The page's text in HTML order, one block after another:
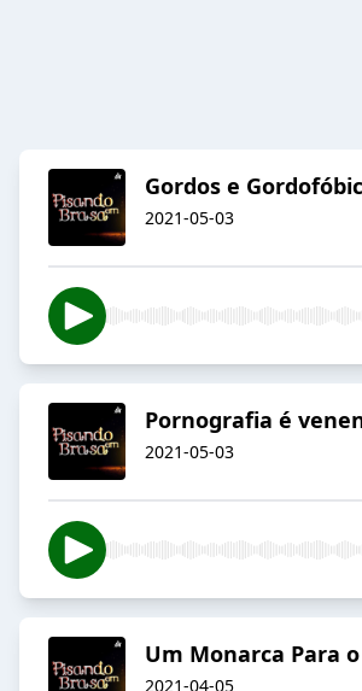
Gordos e
2021-05-03
Pornografia é
2021-05-03
Um Monarca Para
2021-04-05